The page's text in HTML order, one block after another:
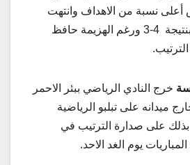
أعلى نسبة من الاهداف وانتهت
بفوز اصحاب الارض بنتيجة 4-3 ورغم الهزيمة حافظ
خرج النادي الرياضي ببئر الاحمر
ميدانه على تبلبو الرياضية
0 وحافظ بذلك على صدارة الترتيب في
يوم الغد الاحد.